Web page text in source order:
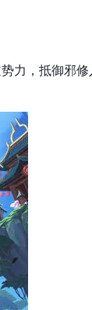
力，抵御邪